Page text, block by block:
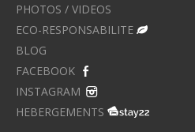
PHOTOS / VIDEOS
ECO-RESPONSABILITE
BLOG
FACEBOOK
INSTAGRAM
HEBERGEMENTS